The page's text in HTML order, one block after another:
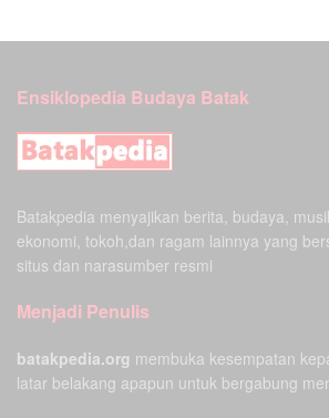
Ensiklopedia Budaya Batak
Batakpedia menyajikan berita, budaya,
ekonomi, tokoh,dan ragam lainnya yang
situs dan narasumber resmi
Menjadi Penulis
batakpedia.org membuka kesempatan
latar belakang apapun untuk bergabung